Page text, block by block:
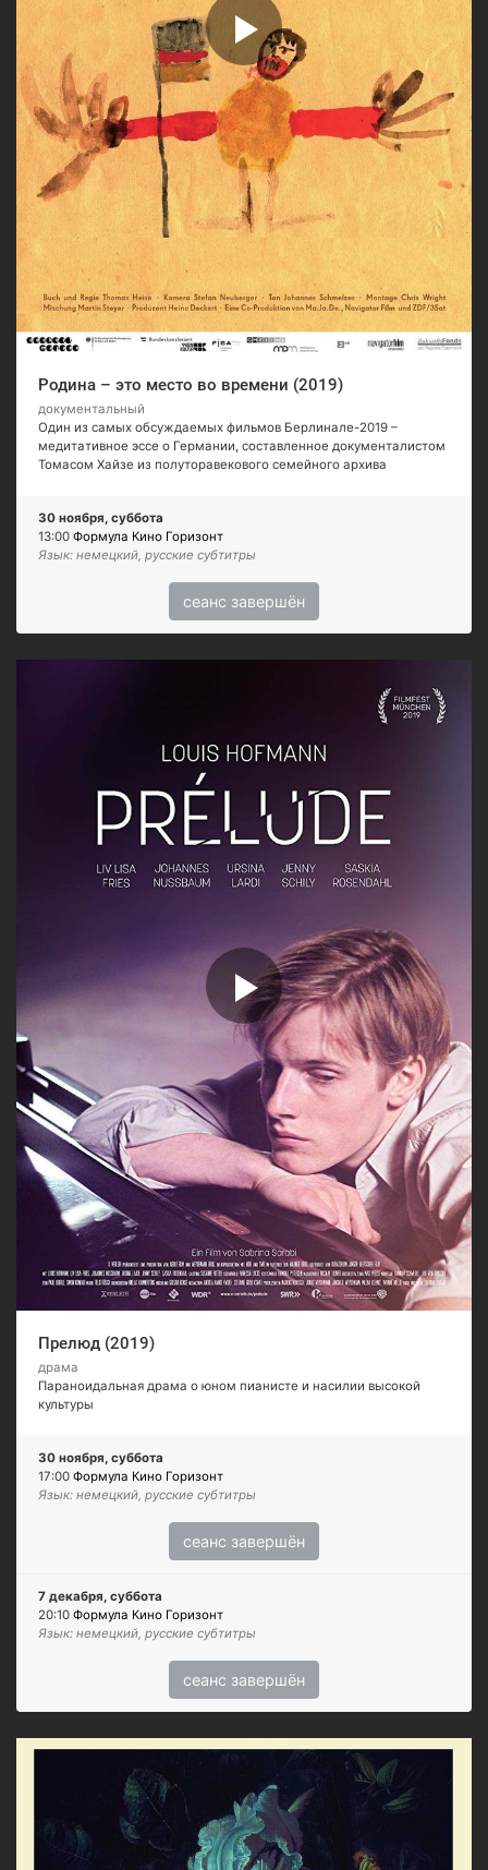
Родина – это место во времени (2019)
документальный
Один из самых обсуждаемых фильмов Берлинале-2019 –
медитативное эссе о Германии, составленное документалистом
Томасом Хайзе из полуторавекового семейного архива
30 ноября, суббота
13:00 Формула Кино Горизонт
Язык: немецкий, русские субтитры
сеанс завершён
Прелюд (2019)
драма
Параноидальная драма о юном пианисте и насилии высокой
культуры
30 ноября, суббота
17:00 Формула Кино Горизонт
Язык: немецкий, русские субтитры
сеанс завершён
7 декабря, суббота
20:10 Формула Кино Горизонт
Язык: немецкий, русские субтитры
сеанс завершён